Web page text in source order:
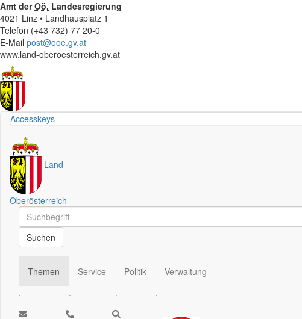
Amt derOö. Landesregierung
4021 Linz • Landhausplatz 1
Telefon (+43 732) 77 20-0
E-Mail post@ooe.gv.at
www.land-oberoesterreich.gv.at
Accesskeys
Land
Oberösterreich
Schnellsuche
Schnellsuche
Suchen
Themen
.
Service
.
Politik
.
Verwaltung
.